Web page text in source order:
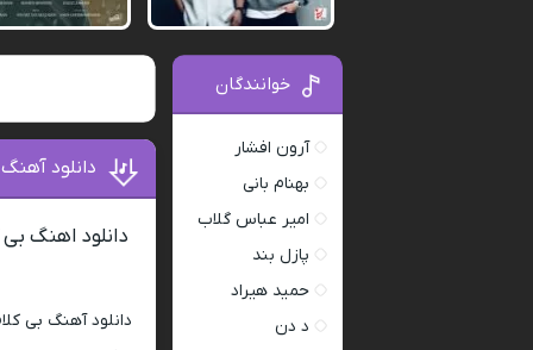
دانلود
دانلود اهنگ
دانلود آهنگ بی
خوانندگان
آرون افشار
بهنام بانی
امیر عباس گلاب
پازل بند
حمید هیراد
د دن